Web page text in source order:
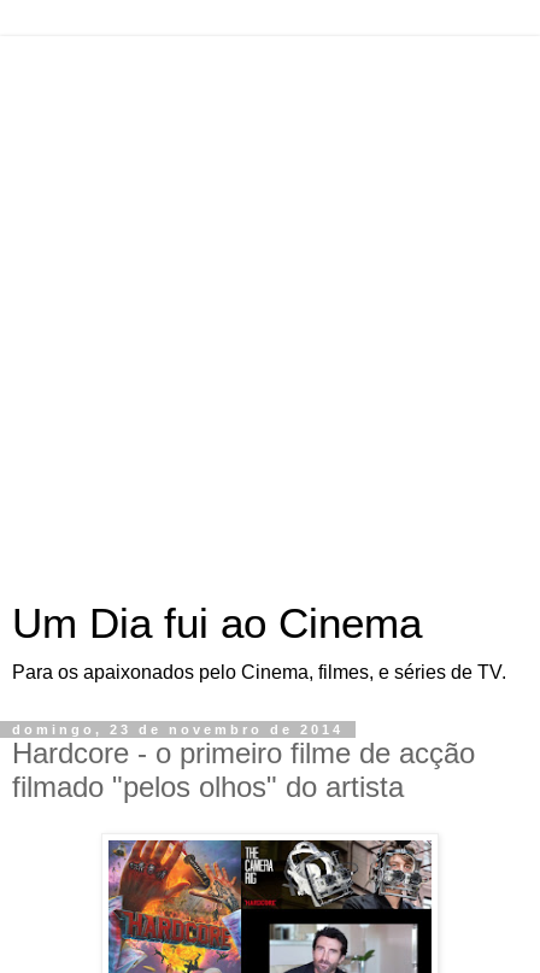
Um Dia fui ao Cinema
Para os apaixonados pelo Cinema, filmes, e séries de TV.
domingo, 23 de novembro de 2014
Hardcore - o primeiro filme de acção
filmado "pelos olhos" do artista